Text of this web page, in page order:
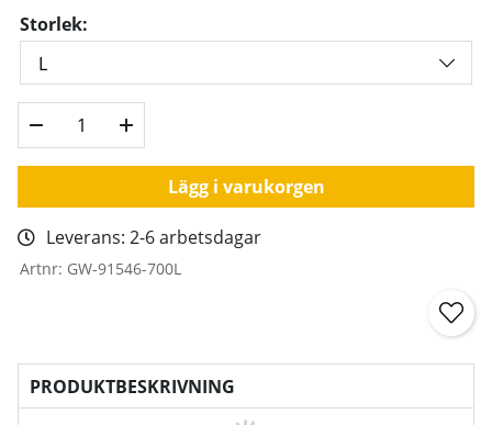
Storlek:
Lägg i varukorgen
Leverans: 2-6 arbetsdagar
Artnr: GW-91546-700L
PRODUKTBESKRIVNING